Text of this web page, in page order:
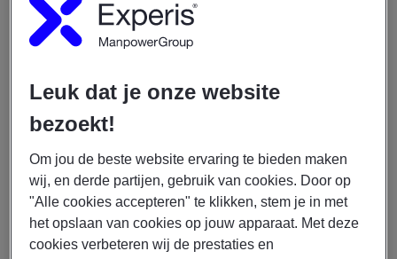
Als Technical Product Owner Data & AI ben je
verantwoordelijk voor zowel de productvisie als de
strategisch inzicht met technische uitvoeringskracht.
Vertalen van de Data & AI-roadmap naar een
heldere en prioritaire productbacklog.
Prioriteren van backlog-items op basis van
businesswaarde, risico en technische
Leuk dat je onze website
bezoekt!
Om jou de beste website ervaring te bieden maken
wij, en derde partijen, gebruik van cookies. Door op
"Alle cookies accepteren" te klikken, stem je in met
het opslaan van cookies op jouw apparaat. Met deze
cookies verbeteren wij de prestaties en